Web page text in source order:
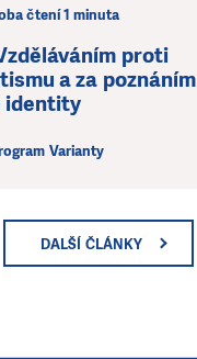
čtení 1 minuta
proti
a za poznáním
identity
Varianty
DALŠÍ ČLÁNKY